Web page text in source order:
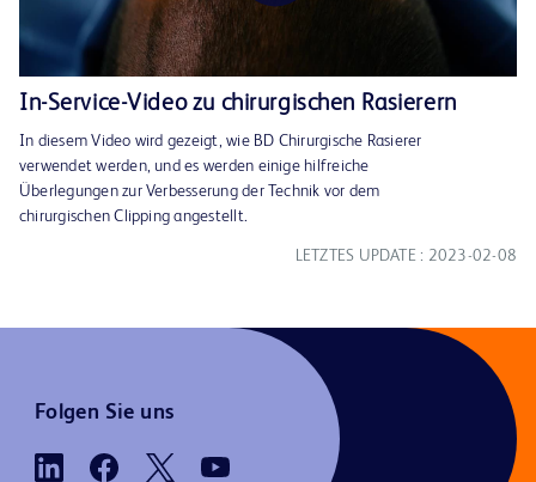
Play
Video
In-Service-Video zu chirurgischen Rasierern
In diesem Video wird gezeigt, wie BD Chirurgische Rasierer
verwendet werden, und es werden einige hilfreiche
Überlegungen zur Verbesserung der Technik vor dem
chirurgischen Clipping angestellt.
LETZTES UPDATE : 2023-02-08
Folgen Sie uns